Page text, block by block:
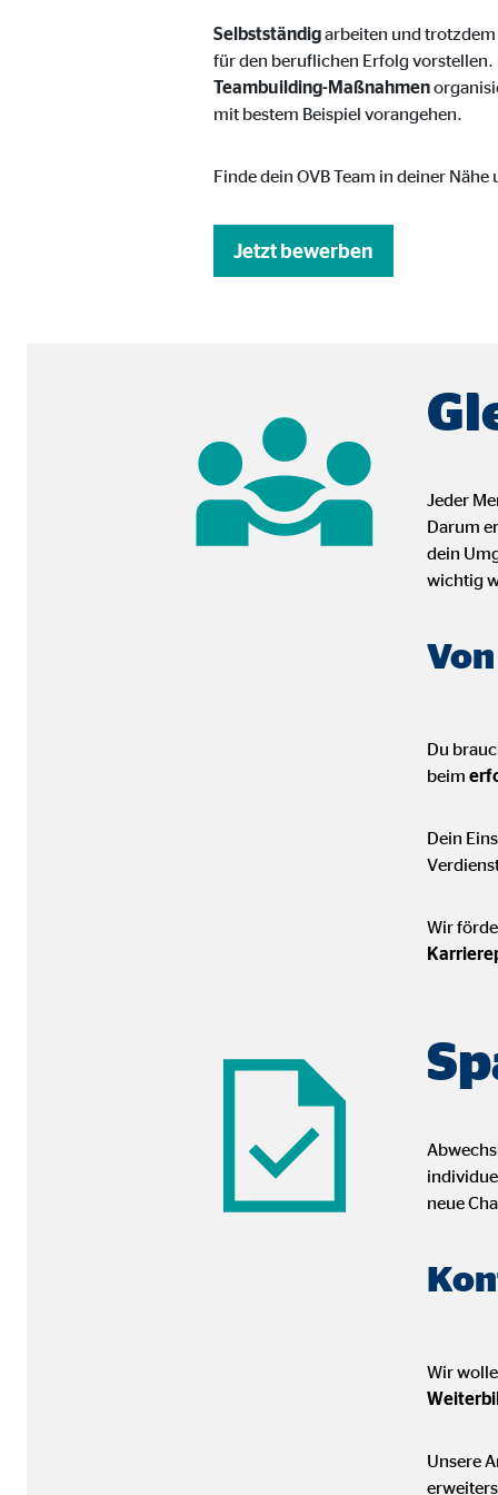
Selbstständigarbeiten und trotzdem
für den beruflichen Erfolg vorstellen.
Teambuilding-Maßnahmen
mit bestem Beispiel vorangehen.
Finde dein OVB Team in deiner
Jetzt bewerben
Jeder
Darum
dein
wichtig
Du
beim
Dein
Wir
neue
Wir
Unsere
Anbieter:
Zweck: